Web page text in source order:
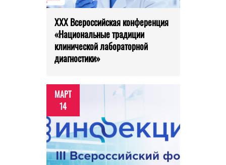
XXX Всероссийская конференция
«Национальные традиции
клинической лабораторной
диагностики»
МАРТ
14